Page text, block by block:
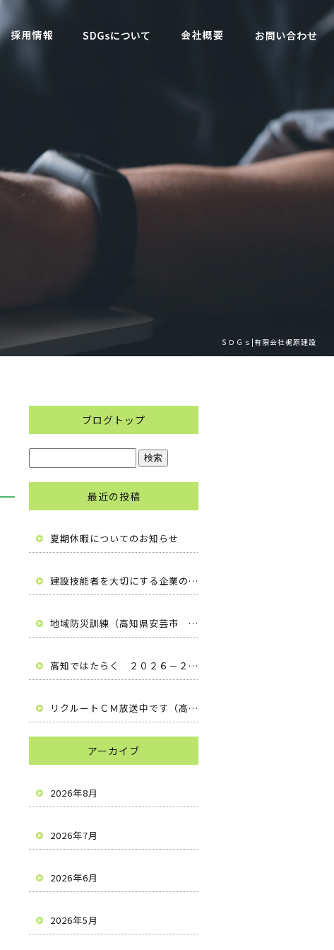
ＳＤＧｓ|有限会社梶原建設
ブログトップ
最近の投稿
夏期休暇についてのお知らせ
建設技能者を大切にする企業の自主宣言（高知県安芸市 有限会社梶原建設）
地域防災訓練（高知県安芸市 有限会社梶原建設）
高知ではたらく ２０２６－２０２７ （高知県安芸市 有限会社梶原建設）
リクルートＣＭ放送中です（高知県安芸市 有限会社梶原建設）
アーカイブ
2026年8月
2026年7月
2026年6月
2026年5月